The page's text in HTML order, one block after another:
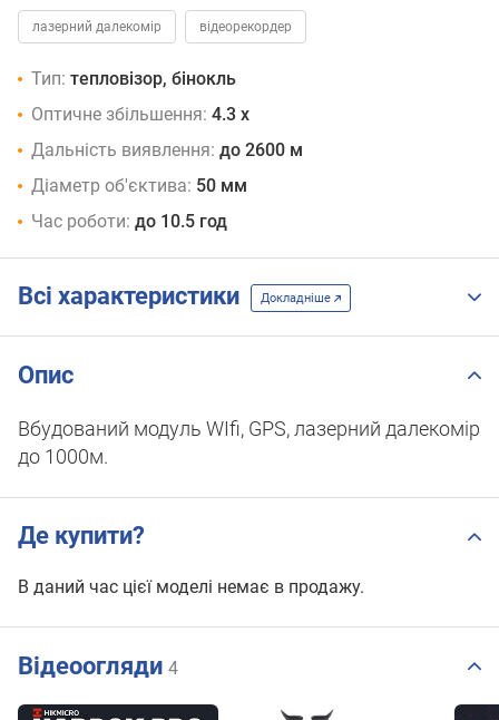
лазерний далекомір відеорекордер
Тип: тепловізор, бінокль
Оптичне збільшення: 4.3 x
Дальність виявлення: до 2600 м
Діаметр об'єктива: 50 мм
Час роботи: до 10.5 год
Всі характеристики Докладніше
Опис
Вбудований модуль WIfi, GPS, лазерний далекомір
до 1000м.
Де купити?
В даний час цієї моделі немає в продажу.
Відеоогляди 4